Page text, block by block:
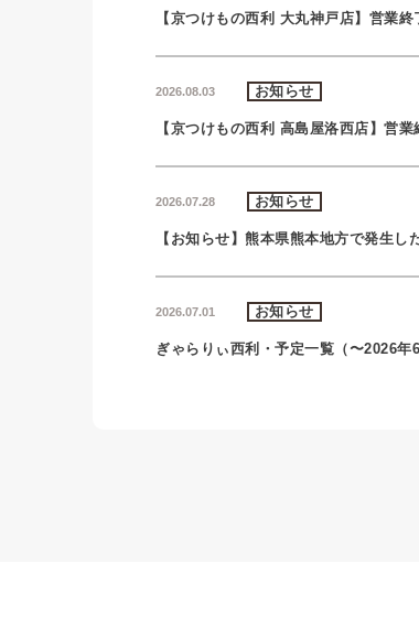
【京つけもの西利 大丸神戸店】営業
2026.08.03 お知らせ
【京つけもの西利 高島屋洛西店】営
2026.07.28 お知らせ
【お知らせ】熊本県熊本地方で発生
2026.07.01 お知らせ
ぎゃらりぃ西利・予定一覧（〜2026年6